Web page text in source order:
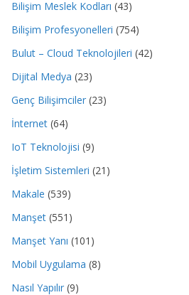
Bilişim Meslek Kodları (43)
Bilişim Profesyonelleri (754)
Bulut – Cloud Teknolojileri (42)
Dijital Medya (23)
Genç Bilişimciler (23)
İnternet (64)
IoT Teknolojisi (9)
İşletim Sistemleri (21)
Makale (539)
Manşet (551)
Manşet Yanı (101)
Mobil Uygulama (8)
Nasıl Yapılır (9)